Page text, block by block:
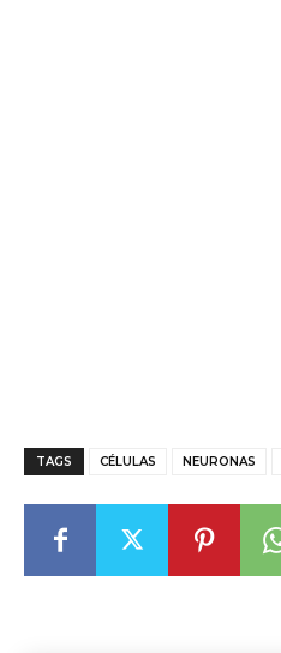
TAGS CÉLULAS NEURONAS